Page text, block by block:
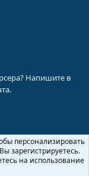
Напишите в
персонализировать
зарегистрируетесь.
на использование